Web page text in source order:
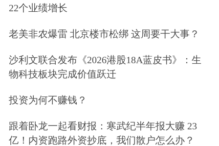
现小幅下降。
对比而言，如果严格按照债务负增长的
定义，我国当前情况和当年的日本存在
较大区别，远远谈不上“资产负债表衰
退”。根据中国社科院金融研究所统
10.8个百分点，其中：非金融企业部门
22个业绩增长
老美非农爆雷 北京楼市松绑 这周要干大事？
沙利文联合发布《2026港股18A蓝皮书》：生
物科技板块完成价值跃迁
投资为何不赚钱？
跟着卧龙一起看财报：寒武纪半年报大赚 23
亿！内资跑路外资抄底，我们散户怎么办？